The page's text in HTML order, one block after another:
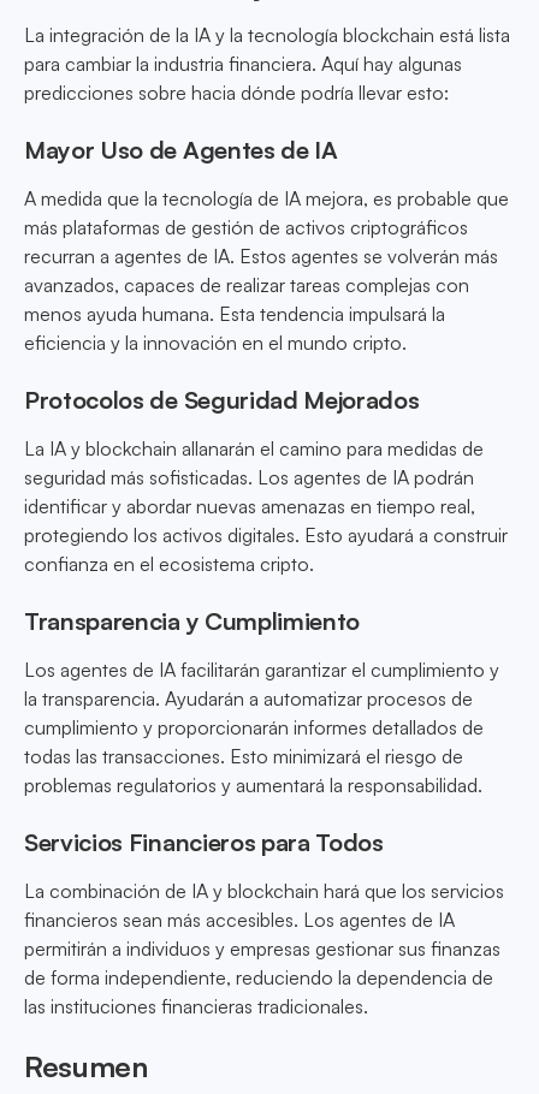
La integración de la IA y la tecnología blockchain está lista
para cambiar la industria financiera. Aquí hay algunas
predicciones sobre hacia dónde podría llevar esto:
Mayor Uso de Agentes de IA
A medida que la tecnología de IA mejora, es probable que
más plataformas de gestión de activos criptográficos
recurran a agentes de IA. Estos agentes se volverán más
avanzados, capaces de realizar tareas complejas con
menos ayuda humana. Esta tendencia impulsará la
eficiencia y la innovación en el mundo cripto.
Protocolos de Seguridad Mejorados
La IA y blockchain allanarán el camino para medidas de
seguridad más sofisticadas. Los agentes de IA podrán
identificar y abordar nuevas amenazas en tiempo real,
protegiendo los activos digitales. Esto ayudará a construir
confianza en el ecosistema cripto.
Transparencia y Cumplimiento
Los agentes de IA facilitarán garantizar el cumplimiento y
la transparencia. Ayudarán a automatizar procesos de
cumplimiento y proporcionarán informes detallados de
todas las transacciones. Esto minimizará el riesgo de
problemas regulatorios y aumentará la responsabilidad.
Servicios Financieros para Todos
La combinación de IA y blockchain hará que los servicios
financieros sean más accesibles. Los agentes de IA
permitirán a individuos y empresas gestionar sus finanzas
de forma independiente, reduciendo la dependencia de
las instituciones financieras tradicionales.
Resumen